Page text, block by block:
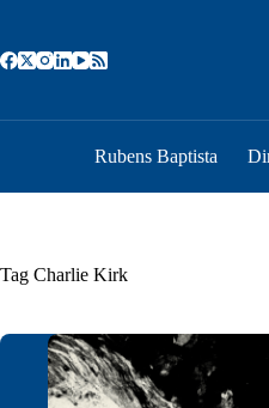
o
conteúdo
Rubens Baptista
Tag Charlie Kirk